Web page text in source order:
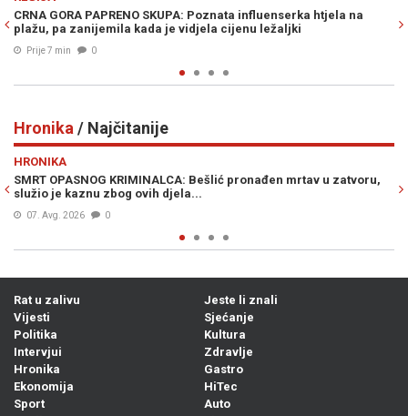
htjela na
"ZA MOJIH 35 GODINA RADA NE PAMTIM DA JE
Ljekar u nevjerici zbog koncentracije alkohola kod
Hronika / Najčitanije
u zatvoru,
POTVRĐENA OPTUŽNICA PROTIV SLUŽBENICE UIO
knjižila uplate i oštetila državu za 186.415 KM
Rat u zalivu
Vijesti
Politika
Intervjui
Hronika
Ekonomija
Sport
Jeste li znali
Sjećanje
Kultura
Zdravlje
Gastro
HiTec
Auto